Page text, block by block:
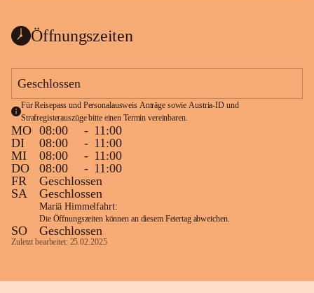
Öffnungszeiten
Geschlossen
Für Reisepass und Personalausweis Anträge sowie Austria-ID und
Strafregisterauszüge bitte einen Termin vereinbaren.
MO 08:00 - 11:00
DI
08:00 - 11:00
MI
08:00 - 11:00
DO
08:00 - 11:00
FR
Geschlossen
SA
Geschlossen
Mariä Himmelfahrt:
Die Öffnungszeiten können an diesem Feiertag abweichen.
SO Geschlossen
Zuletzt bearbeitet: 25.02.2025